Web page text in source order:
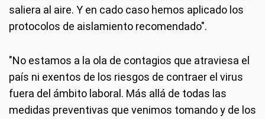
saliera al aire. Y en cado caso hemos aplicado los
protocolos de aislamiento recomendado".
"No estamos a la ola de contagios que atraviesa el
país ni exentos de los riesgos de contraer el virus
fuera del ámbito laboral. Más allá de todas las
medidas preventivas que venimos tomando y de los